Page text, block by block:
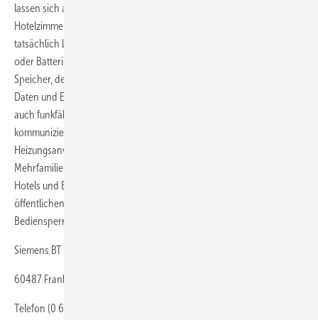
lassen sich auch mit Schlüsselkarten-Lesegeräten, beispielsweise in
Hotelzimmern verbinden, um nur dann zu heizen, wenn der Raum
tatsächlich belegt ist. Beide Linien sind in Versionen mit 230 VAC-
oder Batteriespeisung erhältlich und verfügen über einen Buffer-
Speicher, der bei Stromausfall oder während des Batteriewechsels
Daten und Einstellungen zwischenspeichert. In beiden Linien sind
auch funkfähige Modelle erhältlich, die mit einem Receiver
kommunizieren. Die RDD/RDE-Raumthermostate eignen sich für
Heizungsanwendungen in Einfamilien- und Ferienhäusern sowie
Mehrfamilienhäusern mit individuellen Heizungssystemen, Schulen,
Hotels und Büros mit Einzelraumregelung. Für den Einsatz in
öffentlichen Bereichen verfügen die Geräte über Sollwert- und
Bediensperrung als Manipulationsschutz.
Siemens BT
60487 Frankfurt
Telefon (0 69) 7 97 39 00